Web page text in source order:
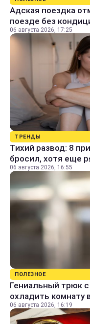
Адская поездка
поезде без
06 августа 2026, 17:25
ТРЕНДЫ
Тихий развод: 8
бросил, хотя еще
06 августа 2026, 16:55
ПОЛЕЗНОЕ
Гениальный трюк
охладить комнату
06 августа 2026, 16:19